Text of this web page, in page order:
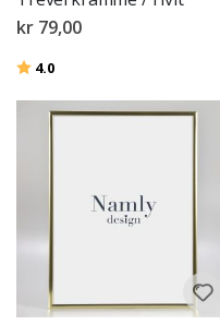
kr 79,00
Karakter:
4.0